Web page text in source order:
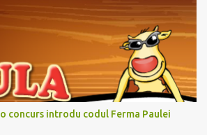
concurs introdu codul Ferma Paulei